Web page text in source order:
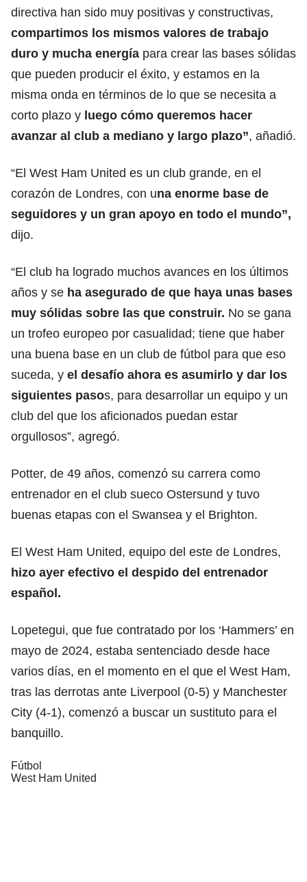
directiva han sido muy positivas y constructivas,
compartimos los mismos valores de trabajo
duro y mucha energía para crear las bases sólidas
que pueden producir el éxito, y estamos en la
misma onda en términos de lo que se necesita a
corto plazo y luego cómo queremos hacer
avanzar al club a mediano y largo plazo”, añadió.
“El West Ham United es un club grande, en el
corazón de Londres, con una enorme base de
seguidores y un gran apoyo en todo el mundo”,
dijo.
“El club ha logrado muchos avances en los últimos
años y se ha asegurado de que haya unas bases
muy sólidas sobre las que construir. No se gana
un trofeo europeo por casualidad; tiene que haber
una buena base en un club de fútbol para que eso
suceda, y el desafío ahora es asumirlo y dar los
siguientes pasos, para desarrollar un equipo y un
club del que los aficionados puedan estar
orgullosos”, agregó.
Potter, de 49 años, comenzó su carrera como
entrenador en el club sueco Ostersund y tuvo
buenas etapas con el Swansea y el Brighton.
El West Ham United, equipo del este de Londres,
hizo ayer efectivo el despido del entrenador
español.
Lopetegui, que fue contratado por los ‘Hammers’ en
mayo de 2024, estaba sentenciado desde hace
varios días, en el momento en el que el West Ham,
tras las derrotas ante Liverpool (0-5) y Manchester
City (4-1), comenzó a buscar un sustituto para el
banquillo.
Fútbol
West Ham United